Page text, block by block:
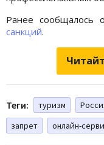
Ранее сообщалось
санкций.
Теги: туризм
запрет
онлайн-